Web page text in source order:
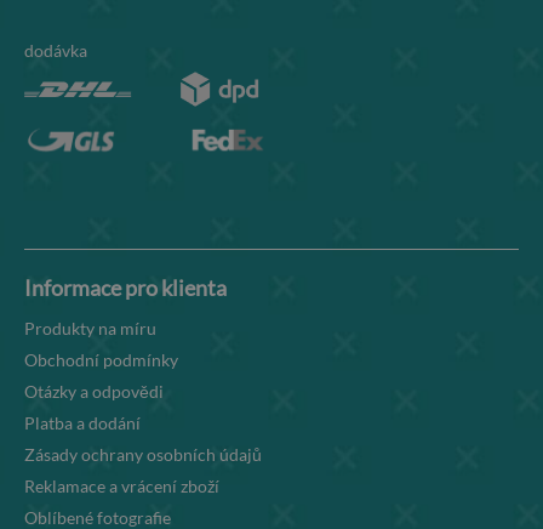
dodávka
Informace pro klienta
Produkty na míru
Obchodní podmínky
Otázky a odpovědi
Platba a dodání
Zásady ochrany osobních údajů
Reklamace a vrácení zboží
Oblíbené fotografie